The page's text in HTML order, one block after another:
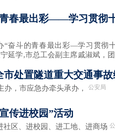
春最出彩——学习贯彻
“奋斗的青春最出彩—学习贯彻
延学,市总工会副主席戚淑斌，
市处置隧道重大交通事
办，市应急办牵头承办， 公安局
传进校园”活动
社区、进校园、进工地、进商场